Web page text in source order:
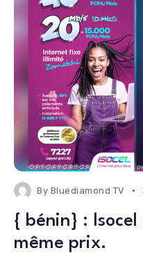
By Bluediamond TV
{ bénin} :
même prix.